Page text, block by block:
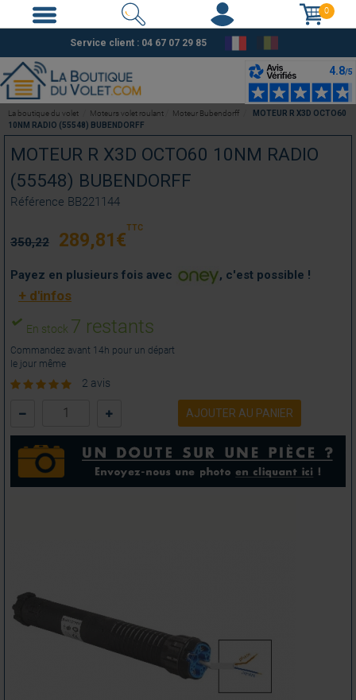
0
Service client : 04 67 07 29 85
MOTEUR R X3D OCTO60 10NM RADIO
(55548) BUBENDORFF
Référence BB221144
350,22 289,81 €
TTC
Payez en plusieurs fois avec , c'est possible !
+ d'infos
En stock 7 restants
Commandez avant 14h pour un départ
le jour même
2 avis
AJOUTER AU PANIER
La boutique du volet Moteurs volet roulant Moteur Bubendorff
MOTEUR R X3D OCTO60
10NM RADIO (55548) BUBENDORFF